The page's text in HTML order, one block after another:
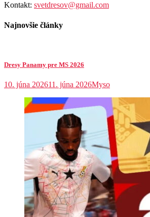
Kontakt: svetdresov@gmail.com
Najnovšie články
Dresy Panamy pre MS 2026
10. júna 202611. júna 2026Myso